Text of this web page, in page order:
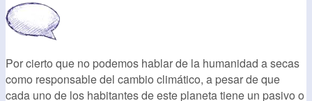
Por cierto que no podemos hablar de la humanidad a secas
como responsable del cambio climático, a pesar de que
cada uno de los habitantes de este planeta tiene un pasivo o